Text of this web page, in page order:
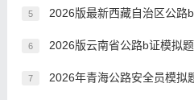
5 2026版最新西藏自治区公路
6 2026版云南省公路b证模拟
7 2026年青海公路安全员模拟